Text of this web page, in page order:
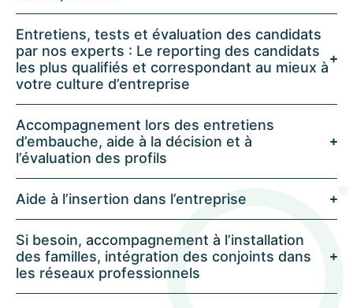
Entretiens, tests et évaluation des candidats
par nos experts : Le reporting des candidats
les plus qualifiés et correspondant au mieux à
votre culture d’entreprise
Accompagnement lors des entretiens
d’embauche, aide à la décision et à
l’évaluation des profils
Aide à l’insertion dans l’entreprise
Si besoin, accompagnement à l’installation
des familles, intégration des conjoints dans
les réseaux professionnels